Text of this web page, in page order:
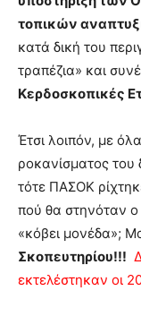
τοπικών
κατά δική του
τραπέζια» και
Κερδοσκοπικές
Έτσι λοιπόν, με
ροκανίσματος
τότε ΠΑΣΟΚ
πού θα στηνόταν ο
«κόβει μονέδα»;
Σκοπευτηρίου!!!
εκτελέστηκαν οι